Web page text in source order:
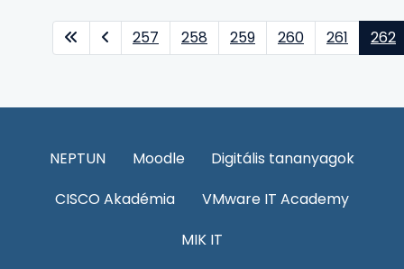
257 258 259 260 261 262
NEPTUN Moodle
Digitális tananyagok
CISCO Akadémia
VMware IT Academy
MIK IT